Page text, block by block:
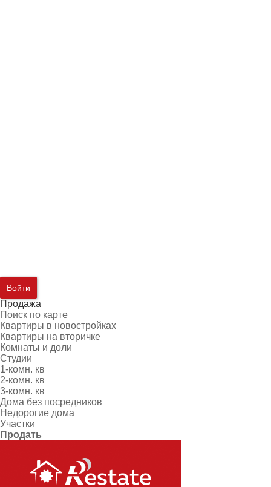
Войти
Продажа
Поиск по карте
Квартиры в новостройках
Квартиры на вторичке
Комнаты и доли
Студии
1-комн. кв
2-комн. кв
3-комн. кв
Дома без посредников
Недорогие дома
Участки
Продать